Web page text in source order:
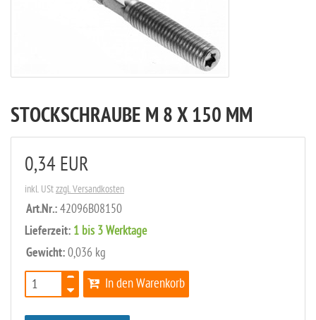
STOCKSCHRAUBE M 8 X 150 MM
0,34 EUR
inkl. UStzzgl. Versandkosten
Art.Nr.: 42096B08150
Lieferzeit: 1 bis 3 Werktage
Gewicht: 0,036 kg
In den Warenkorb